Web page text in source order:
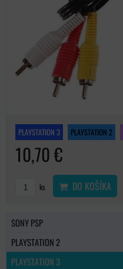
PLAYSTATION 3 PLAYSTATION 2
10,70 €
ks DO KOŠÍKA
SONY PSP
PLAYSTATION 2
PLAYSTATION 3